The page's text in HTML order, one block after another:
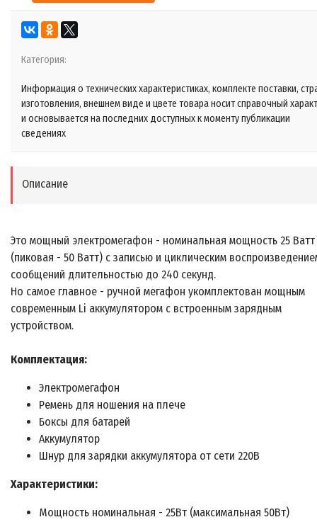
Категория:
Информация о технических характеристиках, комплекте поставки,
изготовления, внешнем виде и цвете товара носит справочный
и основывается на последних доступных к моменту публикации
сведениях
Описание
Это мощный электромегафон - номинальная мощность 25 Ватт
(пиковая - 50 Ватт) с записью и циклическим
сообщений длительностью до 240 секунд.
Но самое главное - ручной мегафон укомплектован мощным
современным Li аккумулятором с встроенным зарядным
устройством.
Комплектация:
Электромегафон
Ремень для ношения на плече
Боксы для батарей
Аккумулятор
Шнур для зарядки аккумулятора от сети 220В
Характеристики:
Мощность номинальная - 25Вт (максимальная 50Вт)